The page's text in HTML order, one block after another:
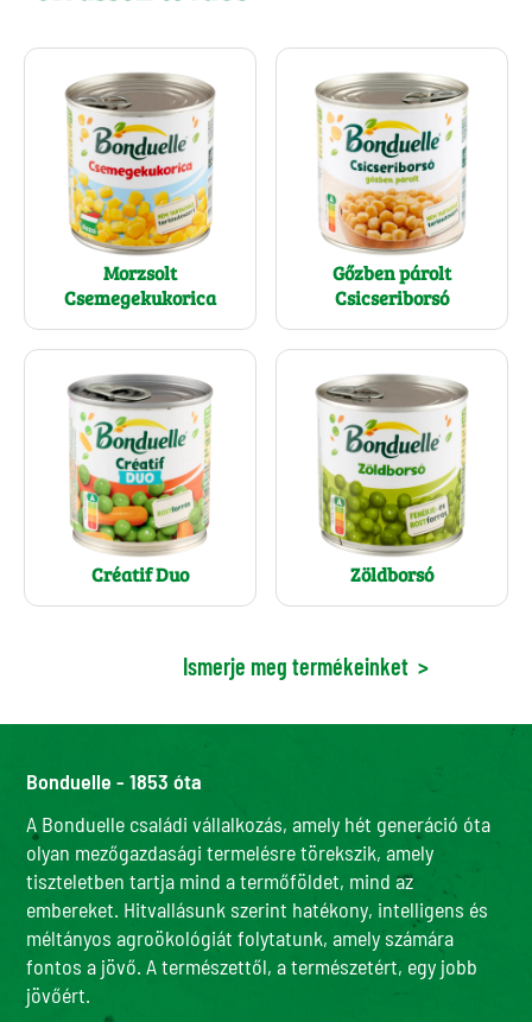
Morzsolt
Csemegekukorica
Gőzben párolt
Csicseriborsó
Créatif Duo Zöldborsó
Ismerje meg termékeinket >
Bonduelle - 1853 óta
A Bonduelle családi vállalkozás, amely hét generáció óta
olyan mezőgazdasági termelésre törekszik, amely
tiszteletben tartja mind a termőföldet, mind az
embereket. Hitvallásunk szerint hatékony, intelligens és
méltányos agroökológiát folytatunk, amely számára
fontos a jövő. A természettől, a természetért, egy jobb
jövőért.